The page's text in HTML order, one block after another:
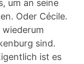
um an seine
Oder Cécile.
sind.
ist es